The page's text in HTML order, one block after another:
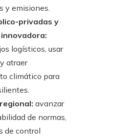
y emisiones.
privadas y
logísticos, usar
atraer
climático para
avanzar
de normas,
de control